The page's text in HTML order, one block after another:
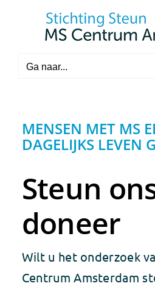
Ga naar...
MENSEN MET MS
DAGELIJKS LEVEN
Steun
doneer
Wilt u het onderzoek
Centrum Amsterdam